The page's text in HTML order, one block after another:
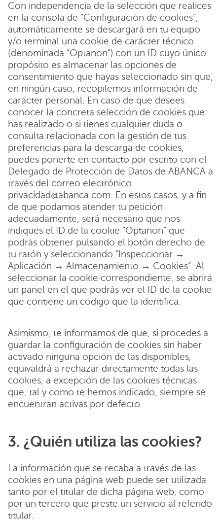
Con independencia de la selección que realices
en la consola de “Configuración de cookies”,
automáticamente se descargará en tu equipo
y/o terminal una cookie de carácter técnico
(denominada “Optanon”) con un ID cuyo único
propósito es almacenar las opciones de
consentimiento que hayas seleccionado sin que,
en ningún caso, recopilemos información de
carácter personal. En caso de que desees
conocer la concreta selección de cookies que
has realizado o si tienes cualquier duda o
consulta relacionada con la gestión de tus
preferencias para la descarga de cookies,
puedes ponerte en contacto por escrito con el
Delegado de Protección de Datos de ABANCA a
través del correo electrónico
privacidad@abanca.com. En estos casos, y a fin
de que podamos atender tu petición
adecuadamente, será necesario que nos
indiques el ID de la cookie “Optanon” que
podrás obtener pulsando el botón derecho de
tu ratón y seleccionando “Inspeccionar →
Aplicación → Almacenamiento → Cookies”. Al
seleccionar la cookie correspondiente, se abrirá
un panel en el que podrás ver el ID de la cookie
que contiene un código que la identifica.
Asimismo, te informamos de que, si procedes a
guardar la configuración de cookies sin haber
activado ninguna opción de las disponibles,
equivaldrá a rechazar directamente todas las
cookies, a excepción de las cookies técnicas
que, tal y como te hemos indicado, siempre se
encuentran activas por defecto.
3. ¿Quién utiliza las cookies?
La información que se recaba a través de las
cookies en una página web puede ser utilizada
tanto por el titular de dicha página web, como
por un tercero que preste un servicio al referido
titular.